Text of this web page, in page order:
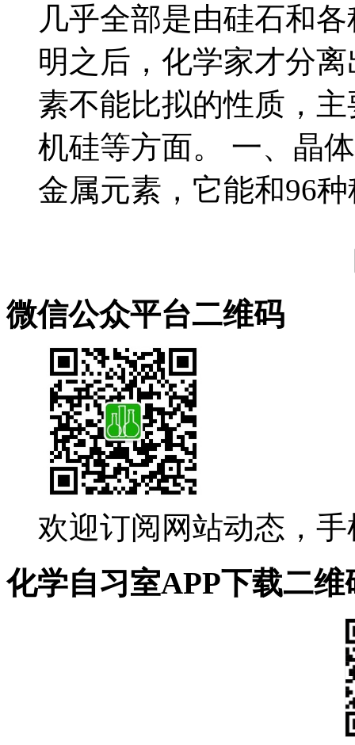
几乎全部是由硅石和
明之后，化学家才分
素不能比拟的性质，
机硅等方面。 一、晶
金属元素，它能和96种
微信公众平台二维码
欢迎订阅网站动态，
化学自习室APP下载二维